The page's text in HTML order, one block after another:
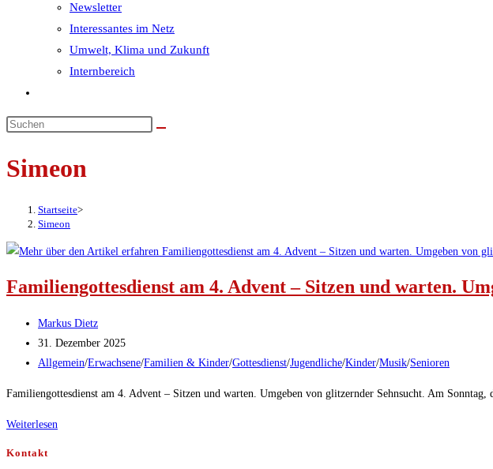
Newsletter
Interessantes im Netz
Umwelt, Klima und Zukunft
Internbereich
umschalten
Simeon
Startseite>
Simeon
Familiengottesdienst am 4. Advent – Sitzen und warten.
Beitrags-
Autor:
Markus Dietz
Beitrag
veröffentlicht:
31. Dezember 2025
Beitrags-
Allgemein/Erwachsene/Familien & Kinder/Gottesdienst/Jugendliche/Kinder/Musik/Senioren
Familiengottesdienst am 4. Advent – Sitzen und warten. Umgeben von glitzernder Sehnsucht. Am
Weiterlesen
Kontakt